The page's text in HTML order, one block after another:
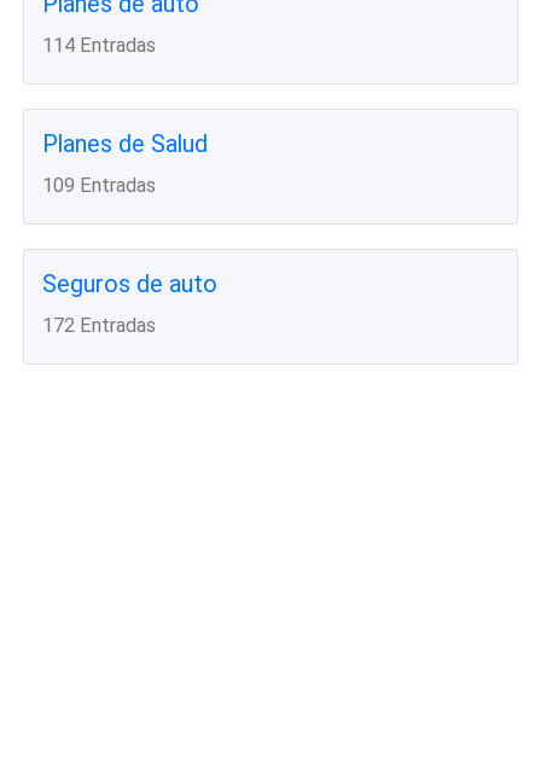
114 Entradas
Planes de Salud
109 Entradas
Seguros de auto
172 Entradas